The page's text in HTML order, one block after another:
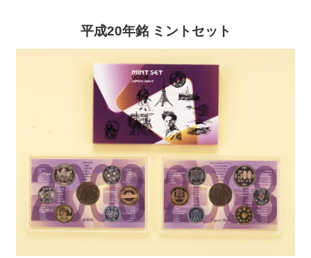
平成20年銘 ミントセット